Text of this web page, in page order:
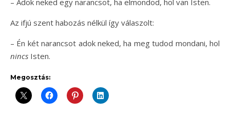
Az ifjú szent habozás nélkül így válaszolt:
– Én két narancsot adok neked, ha meg tudod mondani, hol
nincs Isten.
Megosztás: